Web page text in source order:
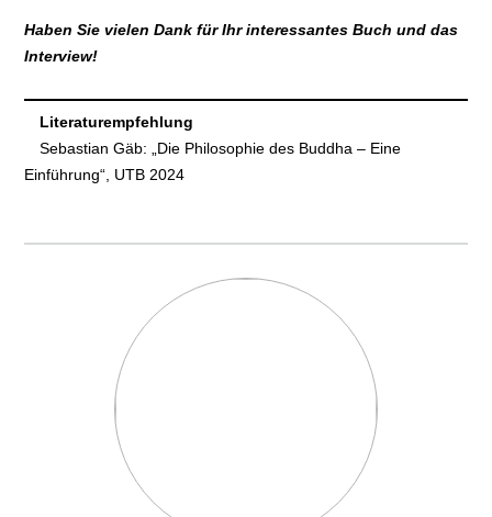
Haben Sie vielen Dank für Ihr interessantes Buch und das
Interview!
Literaturempfehlung
Sebastian Gäb: „Die Philosophie des Buddha – Eine
Einführung“, UTB 2024